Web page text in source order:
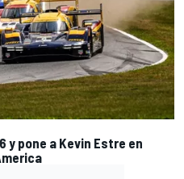
y pone a Kevin Estre en